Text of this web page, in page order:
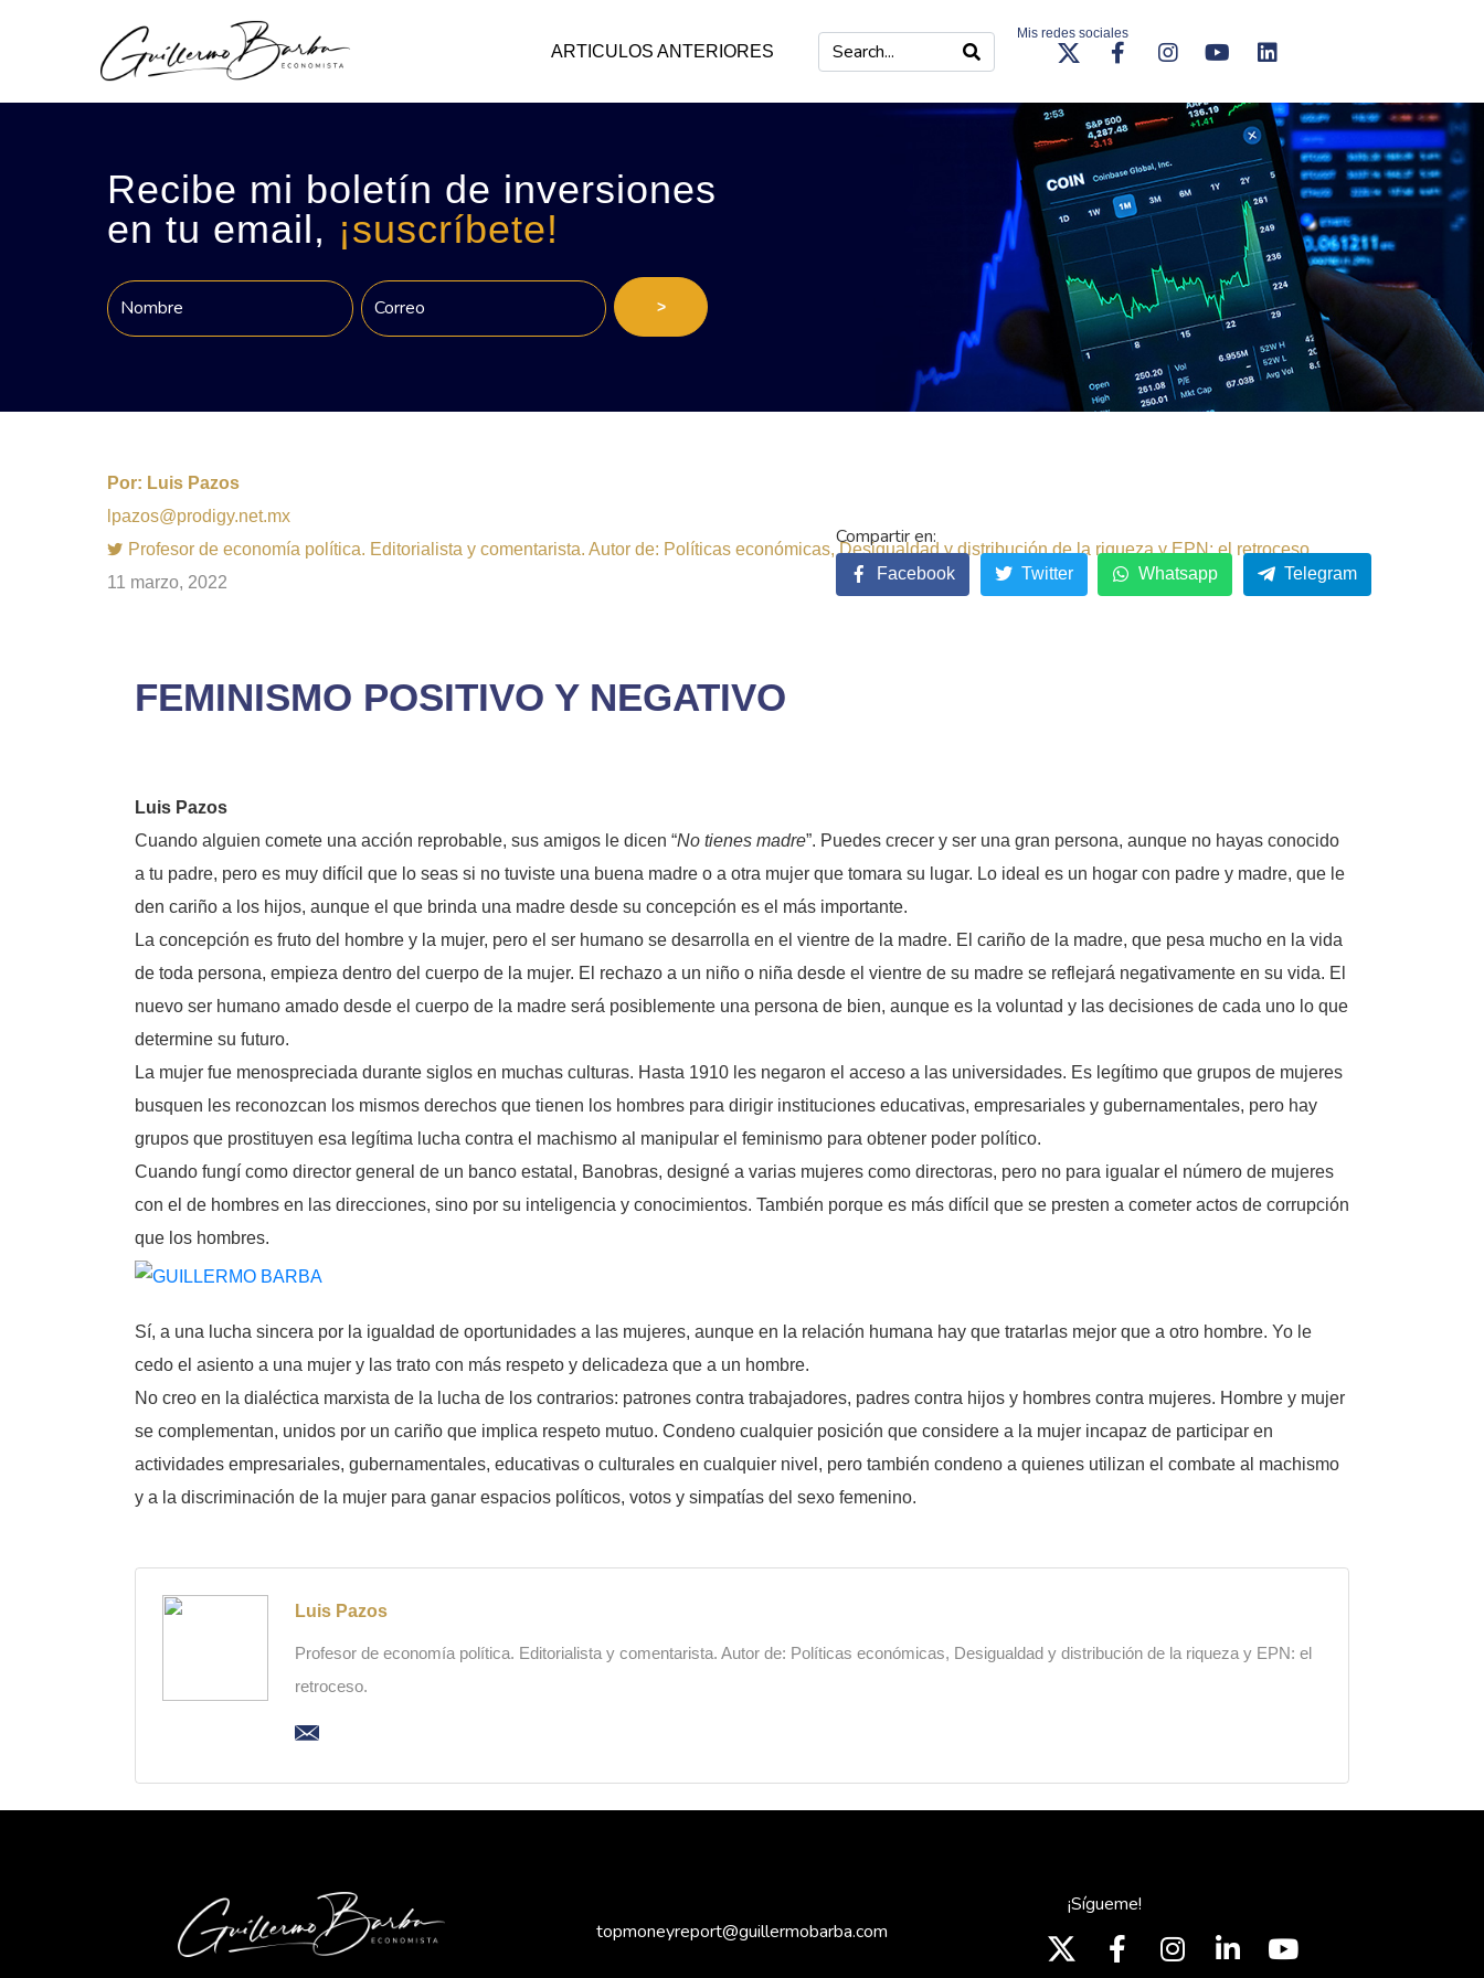
ARTICULOS ANTERIORES
Mis redes sociales
Recibe mi boletín de inversiones
en tu email, ¡suscríbete!
>
Por: Luis Pazos
lpazos@prodigy.net.mx
Profesor de economía política. Editorialista y comentarista. Autor de: Políticas económicas, Desigualdad y distribución de la riqueza y EPN: el retroceso.
11 marzo, 2022
FEMINISMO POSITIVO Y NEGATIVO
Luis Pazos
Cuando alguien comete una acción reprobable, sus amigos le dicen “No tienes madre”. Puedes crecer y ser una gran persona, aunque no hayas conocido
a tu padre, pero es muy difícil que lo seas si no tuviste una buena madre o a otra mujer que tomara su lugar. Lo ideal es un hogar con padre y madre, que le
den cariño a los hijos, aunque el que brinda una madre desde su concepción es el más importante.
La concepción es fruto del hombre y la mujer, pero el ser humano se desarrolla en el vientre de la madre. El cariño de la madre, que pesa mucho en la vida
de toda persona, empieza dentro del cuerpo de la mujer. El rechazo a un niño o niña desde el vientre de su madre se reflejará negativamente en su vida. El
nuevo ser humano amado desde el cuerpo de la madre será posiblemente una persona de bien, aunque es la voluntad y las decisiones de cada uno lo que
determine su futuro.
La mujer fue menospreciada durante siglos en muchas culturas. Hasta 1910 les negaron el acceso a las universidades. Es legítimo que grupos de mujeres
busquen les reconozcan los mismos derechos que tienen los hombres para dirigir instituciones educativas, empresariales y gubernamentales, pero hay
grupos que prostituyen esa legítima lucha contra el machismo al manipular el feminismo para obtener poder político.
Cuando fungí como director general de un banco estatal, Banobras, designé a varias mujeres como directoras, pero no para igualar el número de mujeres
con el de hombres en las direcciones, sino por su inteligencia y conocimientos. También porque es más difícil que se presten a cometer actos de corrupción
que los hombres.
Sí, a una lucha sincera por la igualdad de oportunidades a las mujeres, aunque en la relación humana hay que tratarlas mejor que a otro hombre. Yo le
cedo el asiento a una mujer y las trato con más respeto y delicadeza que a un hombre.
No creo en la dialéctica marxista de la lucha de los contrarios: patrones contra trabajadores, padres contra hijos y hombres contra mujeres. Hombre y mujer
se complementan, unidos por un cariño que implica respeto mutuo. Condeno cualquier posición que considere a la mujer incapaz de participar en
actividades empresariales, gubernamentales, educativas o culturales en cualquier nivel, pero también condeno a quienes utilizan el combate al machismo
y a la discriminación de la mujer para ganar espacios políticos, votos y simpatías del sexo femenino.
Facebook Twitter Whatsapp Telegram
Luis Pazos
Profesor de economía política. Editorialista y comentarista. Autor de: Políticas económicas, Desigualdad y distribución de la riqueza y EPN: el
retroceso.
topmoneyreport@guillermobarba.com
¡Sígueme!